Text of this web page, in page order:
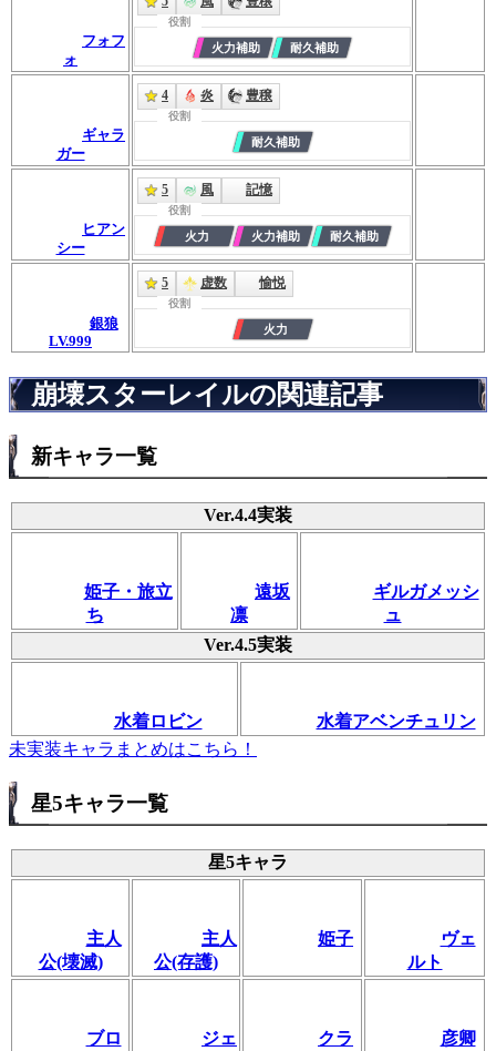
フォフ
ォ
役割
ギャラ
ガー
4 炎 豊穣
役割
ヒアン
シー
5 風 記憶
役割
銀狼
LV.999
5 虚数 愉悦
役割
崩壊スターレイルの関連記事
新キャラ一覧
Ver.4.4実装
姫子・旅立
ち
遠坂
凛
ギルガメッシ
ュ
Ver.4.5実装
水着ロビン
水着アベンチュリン
未実装キャラまとめはこちら！
星5キャラ一覧
星5キャラ
主人
公(壊滅)
主人
公(存護)
姫子
ヴェ
ルト
ブロ
ジェ
クラ
彦卿